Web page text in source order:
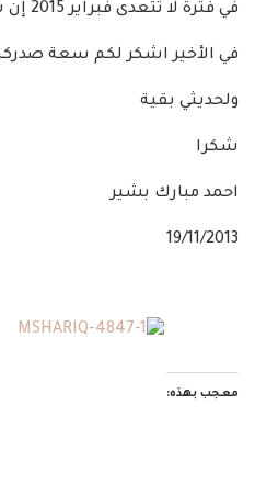
في فترة لا تتعدى فبراير 2015 إن شاء الله
في الأخير اشكر لكم سعة
ولحديثي بقية
شكرا
احمد مبارك بشير
19/11/2013
معجب بهذه: